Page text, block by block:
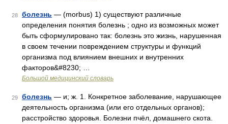
28 болезнь — (morbus) 1) существуют различные
определения понятия болезнь ; одно из возможных может
быть сформулировано так: болезнь это жизнь, нарушенная
в своем течении повреждением структуры и функций
организма под влиянием внешних и внутренних
факторов&#8230; …
Большой медицинский словарь
29 болезнь — и; ж. 1. Конкретное заболевание, нарушающее
деятельность организма (или его отдельных органов);
расстройство здоровья. Болезни пчёл, домашнего скота.